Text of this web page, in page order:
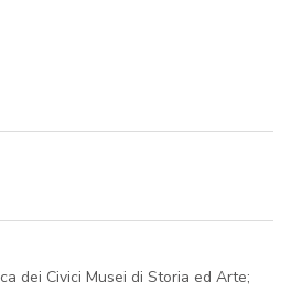
dei Civici Musei di Storia ed Arte;